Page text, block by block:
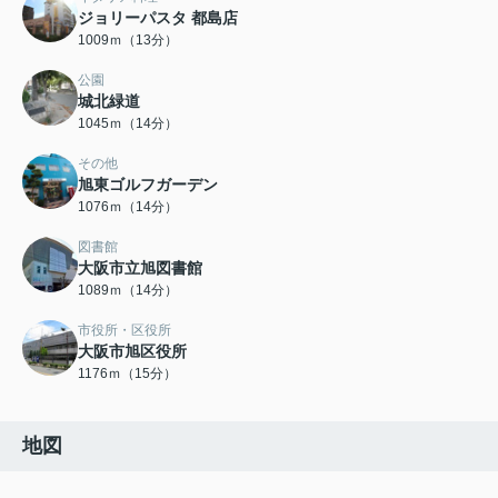
ジョリーパスタ 都島店
1009ｍ（13分）
公園
城北緑道
1045ｍ（14分）
その他
旭東ゴルフガーデン
1076ｍ（14分）
図書館
大阪市立旭図書館
1089ｍ（14分）
市役所・区役所
大阪市旭区役所
1176ｍ（15分）
地図